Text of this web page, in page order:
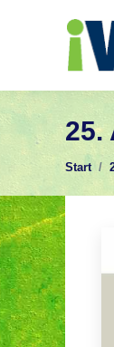
25.
Sie
Start